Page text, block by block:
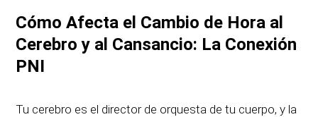
Cómo Afecta el Cambio de Hora al
Cerebro y al Cansancio: La Conexión
PNI
Tu cerebro es el director de orquesta de tu cuerpo, y la